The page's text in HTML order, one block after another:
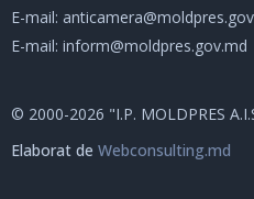
E-mail:
E-mail: inform@moldpres.gov.md
© 2000-2026 "I.P. MOLDPRES
Elaborat de Webconsulting.md